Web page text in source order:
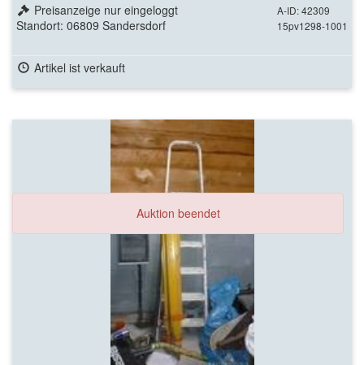
A-ID: 42309
15pv1298-1001
Preisanzeige nur eingeloggt
Standort: 06809 Sandersdorf
Artikel ist verkauft
Auktion beendet